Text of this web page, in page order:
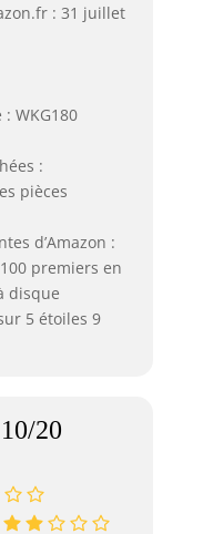
: 31 juillet
WKG180
:
pièces
d’Amazon :
premiers en
disque
5 étoiles 9
20